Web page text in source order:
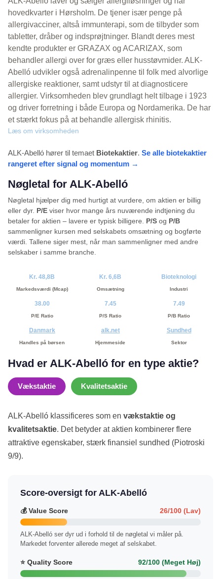
hovedkvarter i Hørsholm. De tjener især penge på
allergivacciner, altså immunterapi, som de tilbyder som
tabletter, dråber og indsprøjtninger. Blandt deres mest
kendte produkter er GRAZAX og ACARIZAX, som
behandler allergi over for græs eller husstøvmider. ALK-
Abelló udvikler også adrenalinpenne til folk med alvorlige
allergiske reaktioner, samt udstyr til at diagnosticere
allergier. Virksomheden blev grundlagt helt tilbage i 1923
og driver forretning i både Europa og Nordamerika. De har
et stærkt fokus på at behandle allergisk rhinitis.
Læs om virksomheden
ALK-Abelló hører til temaet Biotekaktier. Se alle biotekaktier
rangeret efter signal og momentum →
Nøgletal for ALK-Abelló
Nøgletal hjælper dig med hurtigt at vurdere, om aktien er billig
eller dyr. P/E viser hvor mange års nuværende indtjening du
betaler for aktien – lavere er typisk billigere. P/S og P/B
sammenligner kursen med selskabets omsætning og bogførte
værdi. Tallene siger mest, når man sammenligner med andre
selskaber i samme branche.
Kr. 48,8B
Markedsværdi (Mcap)
Kr. 6,6B
Omsætning
Bioteknologi
Industri
38.00
P/E Ratio
7.45
P/S Ratio
7.49
P/B Ratio
Danmark
Handles på børsen
alk.net
Hjemmeside
Sundhed
Sektor
Hvad er ALK-Abelló for en type aktie?
Vækstaktie Kvalitetsaktie
ALK-Abelló klassificeres som en vækstaktie og
kvalitetsaktie. Det betyder at aktien kombinerer flere
attraktive egenskaber, stærk finansiel sundhed (Piotroski
9/9).
Score-oversigt for ALK-Abelló
💰 Value Score 26/100 (Lav)
ALK-Abelló ser dyr ud i forhold til de nøgletal vi måler på.
Markedet forventer allerede meget af selskabet.
⭐ Quality Score 92/100 (Meget Høj)